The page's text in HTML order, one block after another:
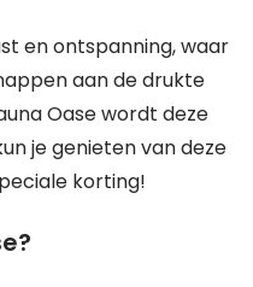
en ontspanning, waar
aan de drukte
Oase wordt deze
je genieten van deze
korting!